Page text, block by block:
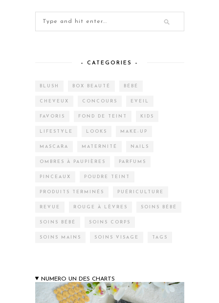
– CATEGORIES –
BLUSH BOX BEAUTÉ BÉBÉ
CHEVEUX CONCOURS EVEIL
FAVORIS FOND DE TEINT KIDS
LIFESTYLE LOOKS MAKE-UP
MASCARA MATERNITÉ NAILS
OMBRES À PAUPIÈRES PARFUMS
PINCEAUX POUDRE TEINT
PRODUITS TERMINÉS PUÉRICULTURE
REVUE ROUGE À LÈVRES SOINS BÉBÉ
SOINS BÉBÉ SOINS CORPS
SOINS MAINS SOINS VISAGE TAGS
NUMERO UN DES CHARTS